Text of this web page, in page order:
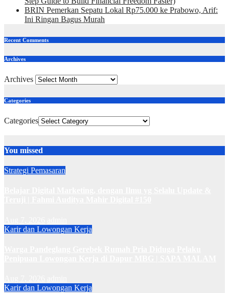
BRIN Pemerkan Sepatu Lokal Rp75.000 ke Prabowo, Arif:
Ini Ringan Bagus Murah
Recent Comments
Archives
Archives
Categories
Categories
You missed
Strategi Pemasaran
Karir dan Lowongan Kerja
Karir dan Lowongan Kerja